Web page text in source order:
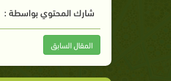
شارك المحتوي بواسطة :
المقال السابق